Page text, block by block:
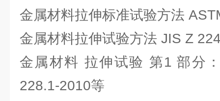
金属材料拉伸标准试验方法
金属材料拉伸试验方法 JIS Z
金属材料 拉伸试验 第1 部分
228.1-2010等